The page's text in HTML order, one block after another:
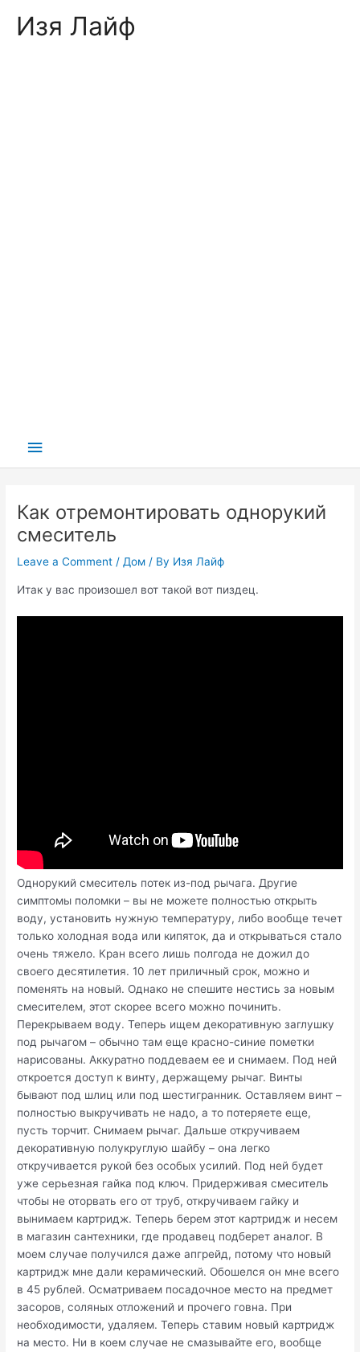
Изя Лайф
Main
Как отремонтировать однорукий
смеситель
Leave a Comment /Дом / By Изя Лайф
Итак у вас произошел вот такой вот пиздец.
Однорукий смеситель потек из-под рычага. Другие
симптомы поломки – вы не можете полностью открыть
воду, установить нужную температуру, либо вообще течет
только холодная вода или кипяток, да и открываться стало
очень тяжело. Кран всего лишь полгода не дожил до
своего десятилетия. 10 лет приличный срок, можно и
поменять на новый. Однако не спешите нестись за новым
смесителем, этот скорее всего можно починить.
Перекрываем воду. Теперь ищем декоративную заглушку
под рычагом – обычно там еще красно-синие пометки
нарисованы. Аккуратно поддеваем ее и снимаем. Под ней
откроется доступ к винту, держащему рычаг. Винты
бывают под шлиц или под шестигранник. Оставляем винт –
полностью выкручивать не надо, а то потеряете еще,
пусть торчит. Снимаем рычаг. Дальше откручиваем
декоративную полукруглую шайбу – она легко
откручивается рукой без особых усилий. Под ней будет
уже серьезная гайка под ключ. Придерживая смеситель
чтобы не оторвать его от труб, откручиваем гайку и
вынимаем картридж. Теперь берем этот картридж и несем
в магазин сантехники, где продавец подберет аналог. В
моем случае получился даже апгрейд, потому что новый
картридж мне дали керамический. Обошелся он мне всего
в 45 рублей. Осматриваем посадочное место на предмет
засоров, соляных отложений и прочего говна. При
необходимости, удаляем. Теперь ставим новый картридж
на место. Ни в коем случае не смазывайте его, вообще